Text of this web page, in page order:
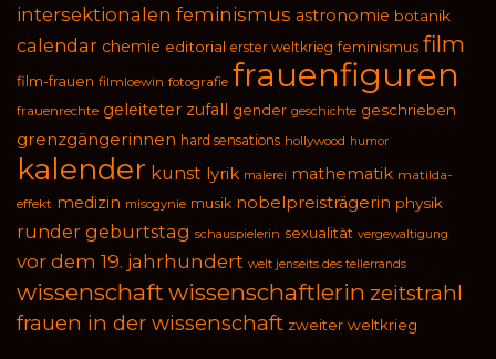
intersektionalen feminismus astronomie botanik
calendar chemie editorial erster weltkrieg feminismus film
film-frauen filmloewin fotografie frauenfiguren
frauenrechte geleiteter zufall gender geschichte geschrieben
grenzgängerinnen hard sensations hollywood humor
kalender kunst lyrik malerei mathematik matilda-
effekt medizin misogynie musik nobelpreisträgerin physik
runder geburtstag schauspielerin sexualität vergewaltigung
vor dem 19. jahrhundert welt jenseits des tellerrands
wissenschaft wissenschaftlerin zeitstrahl
frauen in der wissenschaft zweiter weltkrieg